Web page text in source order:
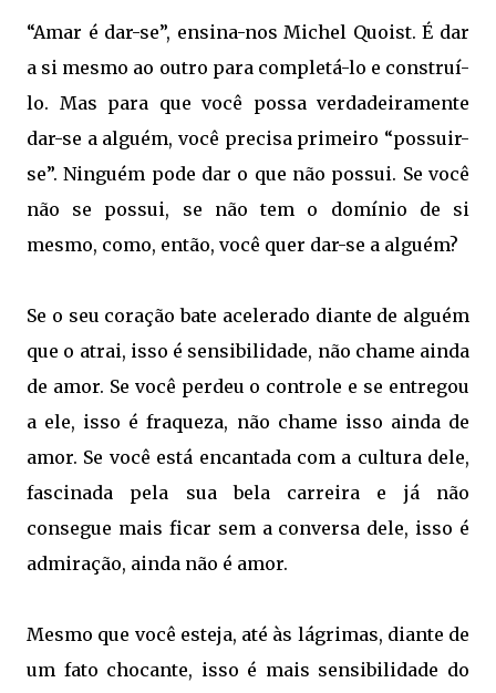
“Amar é dar-se”, ensina-nos Michel Quoist. É dar
a si mesmo ao outro para completá-lo e construí-
lo. Mas para que você possa verdadeiramente
dar-se a alguém, você precisa primeiro “possuir-
se”. Ninguém pode dar o que não possui. Se você
não se possui, se não tem o domínio de si
mesmo, como, então, você quer dar-se a alguém?
Se o seu coração bate acelerado diante de alguém
que o atrai, isso é sensibilidade, não chame ainda
de amor. Se você perdeu o controle e se entregou
a ele, isso é fraqueza, não chame isso ainda de
amor. Se você está encantada com a cultura dele,
fascinada pela sua bela carreira e já não
consegue mais ficar sem a conversa dele, isso é
admiração, ainda não é amor.
Mesmo que você esteja, até às lágrimas, diante de
um fato chocante, isso é mais sensibilidade do